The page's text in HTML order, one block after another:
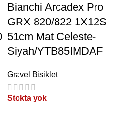
Bianchi Arcadex Pro
GRX 820/822 1X12S
51cm Mat Celeste-
Siyah/YTB85IMDAF
Gravel Bisiklet
Stokta yok